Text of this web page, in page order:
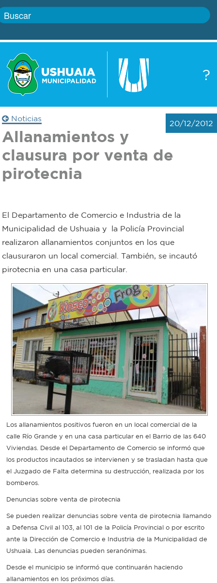
?
Boletín
Defensa
civil
Bromatología
Rentas
Municipal
Mi
bondi
Boleto
estudiantil
Recorrido
colectivos
Recarga
SUBE
Gobierno
Trámites
Transparencia
Correo
Personal
municipal
Noticias
20/12/2012
Allanamientos y
clausura por venta de
pirotecnia
El Departamento de Comercio e Industria de la
Municipalidad de Ushuaia y la Policía Provincial
realizaron allanamientos conjuntos en los que
clausuraron un local comercial. También, se incautó
pirotecnia en una casa particular.
Los allanamientos positivos fueron en un local comercial de la
calle Río Grande y en una casa particular en el Barrio de las 640
Viviendas. Desde el Departamento de Comercio se informó que
los productos incautados se intervienen y se trasladan hasta que
el Juzgado de Falta determina su destrucción, realizada por los
bomberos.
Denuncias sobre venta de pirotecnia
Se pueden realizar denuncias sobre venta de pirotecnia llamando
a Defensa Civil al 103, al 101 de la Policía Provincial o por escrito
ante la Dirección de Comercio e Industria de la Municipalidad de
Ushuaia. Las denuncias pueden seranónimas.
Desde el municipio se informó que continuarán haciendo
allanamientos en los próximos días.